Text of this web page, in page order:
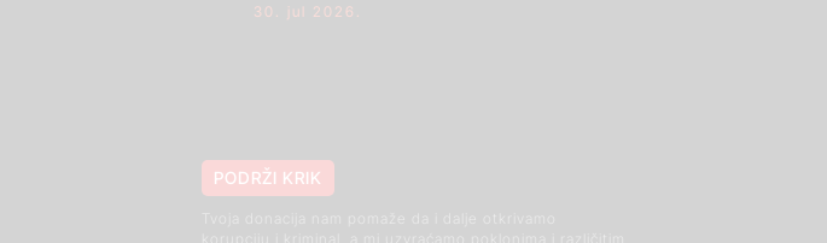
30. jul 2026.
PODRŽI KRIK
Tvoja donacija nam pomaže da i dalje otkrivamo
korupciju i kriminal, a mi uzvraćamo poklonima i različitim